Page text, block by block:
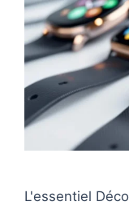
L'essentiel